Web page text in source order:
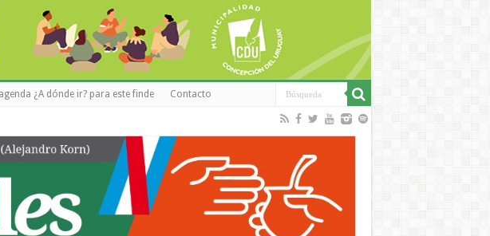
¿A dónde ir? para este finde Contacto